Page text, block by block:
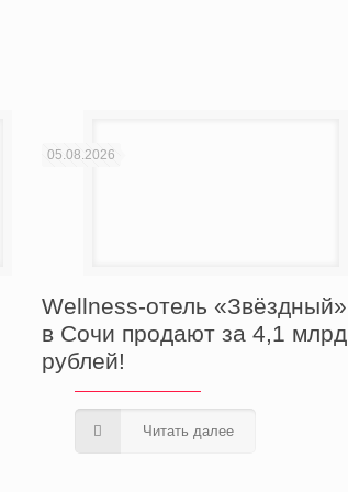
05.08.2026
Wellness-отель «Звёздный»
в Сочи продают за 4,1 млрд
рублей!
Читать далее